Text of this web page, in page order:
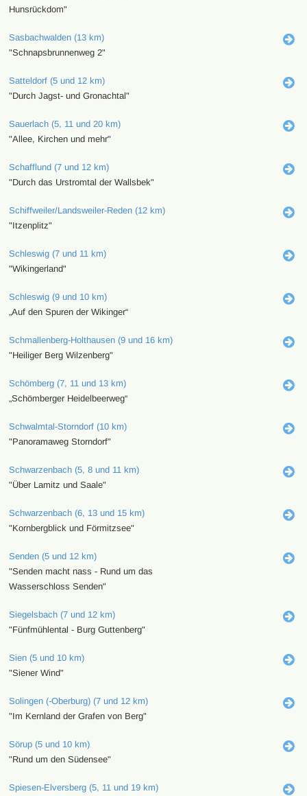
Hunsrückdom"
Sasbachwalden (13 km)
"Schnapsbrunnenweg 2"
Satteldorf (5 und 12 km)
"Durch Jagst- und Gronachtal"
Sauerlach (5, 11 und 20 km)
"Allee, Kirchen und mehr"
Schafflund (7 und 12 km)
"Durch das Urstromtal der Wallsbek"
Schiffweiler/Landsweiler-Reden (12 km)
"Itzenplitz"
Schleswig (7 und 11 km)
"Wikingerland"
Schleswig (9 und 10 km)
„Auf den Spuren der Wikinger“
Schmallenberg-Holthausen (9 und 16 km)
"Heiliger Berg Wilzenberg"
Schömberg (7, 11 und 13 km)
„Schömberger Heidelbeerweg“
Schwalmtal-Storndorf (10 km)
"Panoramaweg Storndorf"
Schwarzenbach (5, 8 und 11 km)
"Über Lamitz und Saale"
Schwarzenbach (6, 13 und 15 km)
"Kornbergblick und Förmitzsee"
Senden (5 und 12 km)
"Senden macht nass - Rund um das
Wasserschloss Senden"
Siegelsbach (7 und 12 km)
"Fünfmühlental - Burg Guttenberg"
Sien (5 und 10 km)
"Siener Wind"
Solingen (-Oberburg) (7 und 12 km)
"Im Kernland der Grafen von Berg"
Sörup (5 und 10 km)
"Rund um den Südensee"
Spiesen-Elversberg (5, 11 und 19 km)